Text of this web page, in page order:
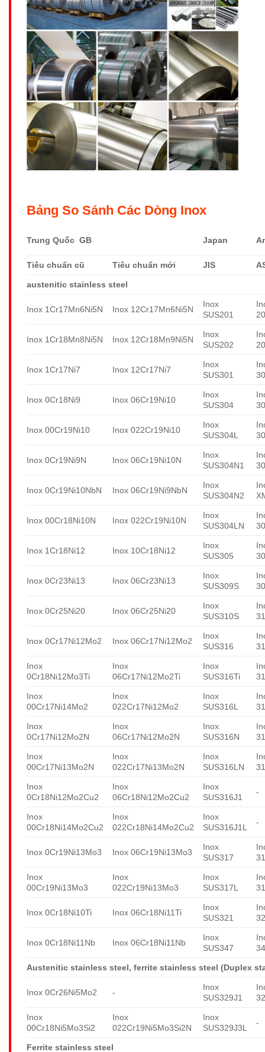
Bảng So Sánh Các Dòng Inox
Trung Quốc GB Japan
Tiêu chuẩn cũ Tiêu chuẩn mới JIS
austenitic stainless steel
Inox 1Cr17Mn6Ni5N Inox 12Cr17Mn6Ni5N
Inox
SUS201
Inox 1Cr18Mn8Ni5N Inox 12Cr18Mn9Ni5N
Inox
SUS202
Inox 1Cr17Ni7 Inox 12Cr17Ni7
Inox
SUS301
Inox 0Cr18Ni9 Inox 06Cr19Ni10
Inox
SUS304
Inox 00Cr19Ni10 Inox 022Cr19Ni10
Inox
SUS304L
Inox 0Cr19Ni9N Inox 06Cr19Ni10N
Inox
SUS304N1
Inox 0Cr19Ni10NbN Inox 06Cr19Ni9NbN
Inox
SUS304N2
Inox 00Cr18Ni10N Inox 022Cr19Ni10N
Inox
SUS304LN
Inox 1Cr18Ni12 Inox 10Cr18Ni12
Inox
SUS305
Inox 0Cr23Ni13 Inox 06Cr23Ni13
Inox
SUS309S
Inox 0Cr25Ni20 Inox 06Cr25Ni20
Inox
SUS310S
Inox 0Cr17Ni12Mo2 Inox 06Cr17Ni12Mo2
Inox
SUS316
Inox
0Cr18Ni12Mo3Ti
Inox
06Cr17Ni12Mo2Ti
Inox
SUS316Ti
Inox
00Cr17Ni14Mo2
Inox
022Cr17Ni12Mo2
Inox
SUS316L
Inox
0Cr17Ni12Mo2N
Inox
06Cr17Ni12Mo2N
Inox
SUS316N
Inox
00Cr17Ni13Mo2N
Inox
022Cr17Ni13Mo2N
Inox
SUS316LN
Inox
0Cr18Ni12Mo2Cu2
Inox
06Cr18Ni12Mo2Cu2
Inox
SUS316J1
-
Inox
00Cr18Ni14Mo2Cu2
Inox
022Cr18Ni14Mo2Cu2
Inox
SUS316J1L
-
Inox 0Cr19Ni13Mo3 Inox 06Cr19Ni13Mo3
Inox
SUS317
Inox
00Cr19Ni13Mo3
Inox
022Cr19Ni13Mo3
Inox
SUS317L
Inox 0Cr18Ni10Ti Inox 06Cr18Ni11Ti
Inox
SUS321
Inox 0Cr18Ni11Nb Inox 06Cr18Ni11Nb
Inox
SUS347
Austenitic stainless steel, ferrite stainless steel (Duplex
Inox 0Cr26Ni5Mo2 -
Inox
SUS329J1
Inox
00Cr18Ni5Mo3Si2
Inox
022Cr19Ni5Mo3Si2N
Inox
SUS329J3L
-
Ferrite stainless steel